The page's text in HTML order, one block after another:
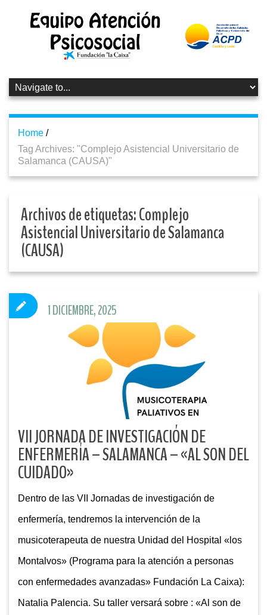
Home /
Tag Archives: "Complejo Asistencial Universitario de
Salamanca (CAUSA)"
Archivos de etiquetas:Complejo
Asistencial Universitario de Salamanca
(CAUSA)
VII JORNADA DE INVESTIGACIÓN DE
ENFERMERÍA – SALAMANCA – «AL SON DEL
CUIDADO»
Dentro de las VII Jornadas de investigación de
enfermería, tendremos la intervención de la
musicoterapeuta de nuestra Unidad del Hospital «los
Montalvos» (Programa para la atención a personas
con enfermedades avanzadas» Fundación La Caixa):
Natalia Palencia. Su taller versará sobre : «Al son de
1 DICIEMBRE, 2025